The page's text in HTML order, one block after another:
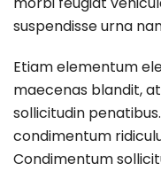
suspendisse urna
Etiam elementum
maecenas blandit,
sollicitudin
condimentum
Condimentum